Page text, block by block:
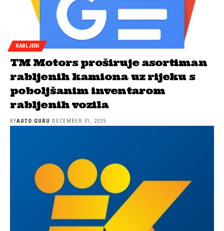
RABLJENI
TM Motors proširuje asortiman
rabljenih kamiona uz rijeku s
poboljšanim inventarom
rabljenih vozila
BYAUTO GURU DECEMBER 31, 2025